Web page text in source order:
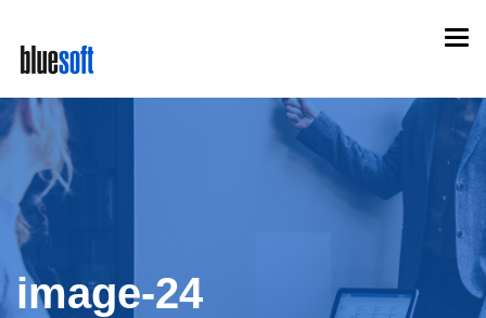
main
content
image-24